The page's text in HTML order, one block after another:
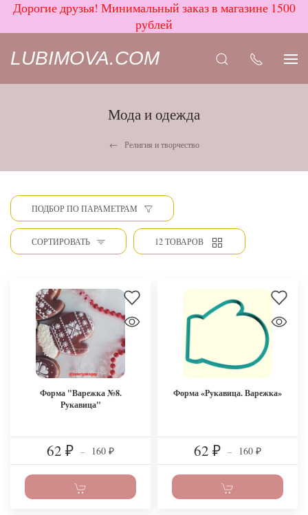
Дорогие друзья! Минимальный заказ в магазине 1500
рублей
LUBIMOVA.COM
Мода и одежда
Религия и творчество
ПОДБОР ПО ПАРАМЕТРАМ
СОРТИРОВАТЬ 12 ТОВАРОВ
Форма "Варежка №8.
Рукавица"
62 ₽ – 160 ₽
Форма «Рукавица. Варежка»
62 ₽ – 160 ₽